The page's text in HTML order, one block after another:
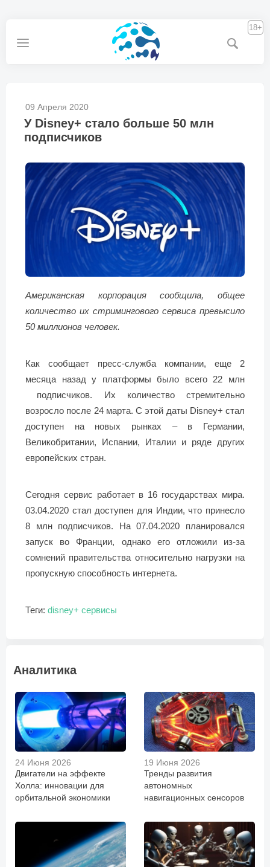
18+
09 Апреля 2020
У Disney+ стало больше 50 млн
подписчиков
Американская корпорация сообщила, общее
количество их стримингового сервиса превысило
50 миллионов человек.
Как сообщает пресс-служба компании, еще 2
месяца назад у платформы было всего 22 млн
подписчиков. Их количество стремительно
возросло после 24 марта. С этой даты Disney+ стал
доступен на новых рынках – в Германии,
Великобритании, Испании, Италии и ряде других
европейских стран.
Сегодня сервис работает в 16 государствах мира.
03.04.2020 стал доступен для Индии, что принесло
8 млн подписчиков. На 07.04.2020 планировался
запуск во Франции, однако его отложили из-за
сомнений правительства относительно нагрузки на
пропускную способность интернета.
Теги: disney+ сервисы
Аналитика
24 Июня 2026
Двигатели на эффекте
Холла: инновации для
орбитальной экономики
19 Июня 2026
Тренды развития
автономных
навигационных сенсоров